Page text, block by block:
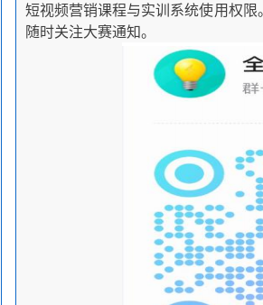
短视频营销课程与实训系统使用权
随时关注大赛通知。